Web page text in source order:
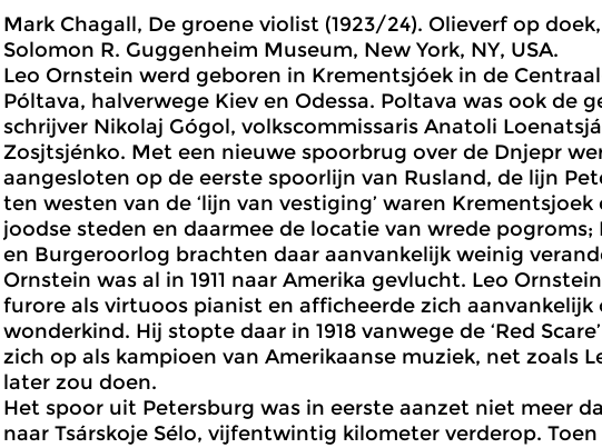
Mark Chagall, De groene violist (1923/24). Olieverf op doek,
Solomon R. Guggenheim Museum, New York, NY, USA.
Leo Ornstein werd geboren in Krementsjóek in de
Póltava, halverwege Kiev en Odessa. Poltava was ook de
schrijver Nikolaj Gógol, volkscommissaris Anatoli
Zosjtsjénko. Met een nieuwe spoorbrug over de Dnjepr
aangesloten op de eerste spoorlijn van Rusland, de lijn
ten westen van de ‘lijn van vestiging’ waren
joodse steden en daarmee de locatie van wrede pogroms;
en Burgeroorlog brachten daar aanvankelijk weinig
Ornstein was al in 1911 naar Amerika gevlucht. Leo
furore als virtuoos pianist en afficheerde zich aanvankelijk
wonderkind. Hij stopte daar in 1918 vanwege de ‘Red
zich op als kampioen van Amerikaanse muziek, net zoals
later zou doen.
Het spoor uit Petersburg was in eerste aanzet niet meer
naar Tsárskoje Sélo, vijfentwintig kilometer verderop.